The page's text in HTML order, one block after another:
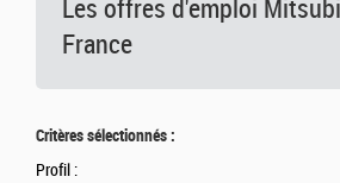
Les offres d'emploi
France
Critères sélectionnés :
Profil :